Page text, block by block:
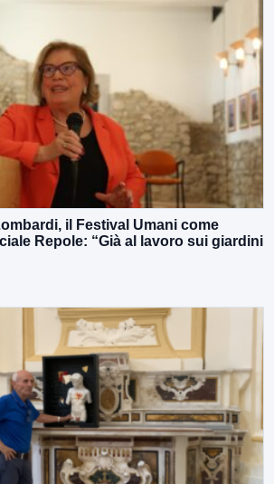
il Festival Umani come
Repole: “Già al lavoro sui giardini